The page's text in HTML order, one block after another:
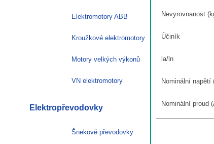
Nevyrovnanost
Účiník
la/ln
Nominální napětí
Nominální proud
Elektromotory ABB
Kroužkové elektromotory
Motory velkých výkonů
VN elektromotory
Elektropřevodovky
Šnekové převodovky